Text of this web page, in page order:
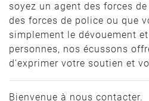
soyez un agent des forces
des forces de police ou que
simplement le dévouement
personnes, nos écussons
d'exprimer votre soutien et
Bienvenue à nous contacter.